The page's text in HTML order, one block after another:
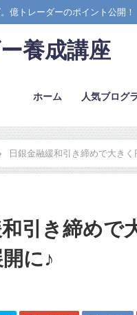
億トレーダーのポイント公開！
養成講座
ホーム 人気ブログ
日銀金融緩和引き締めで大き
和引き締めで
に♪